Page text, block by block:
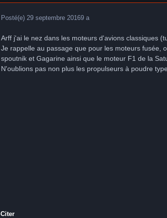
Posté(e) 29 septembre 20169 a
Arff j'ai le nez dans les moteurs d'avions classiques
Je rappelle au passage que pour les moteurs fusée,
spoutnik et Gagarine ainsi que le moteur F1 de la
N'oublions pas non plus les propulseurs à poudre
Citer